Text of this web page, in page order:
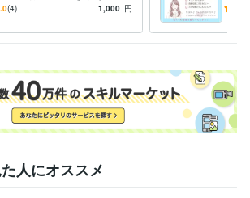
ト / 事務（一般事務） 経験年数 : 15年
ル
あなたが気づいていな
(4) 1,000 円
イチ
す！
人にオススメ